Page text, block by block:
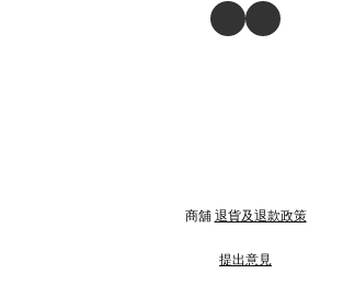
商舖 退貨及退款政策
提出意見